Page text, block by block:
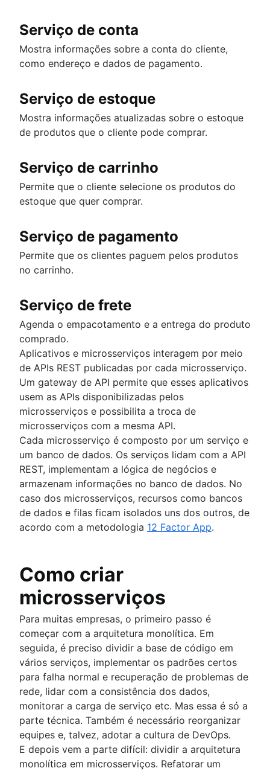
Serviço de conta
Mostra informações sobre a conta do cliente,
como endereço e dados de pagamento.
Serviço de estoque
Mostra informações atualizadas sobre o estoque
de produtos que o cliente pode comprar.
Serviço de carrinho
Permite que o cliente selecione os produtos do
estoque que quer comprar.
Serviço de pagamento
Permite que os clientes paguem pelos produtos
no carrinho.
Serviço de frete
Agenda o empacotamento e a entrega do produto
comprado.
Aplicativos e microsserviços interagem por meio
de APIs REST publicadas por cada microsserviço.
Um gateway de API permite que esses aplicativos
usem as APIs disponibilizadas pelos
microsserviços e possibilita a troca de
microsserviços com a mesma API.
Cada microsserviço é composto por um serviço e
um banco de dados. Os serviços lidam com a API
REST, implementam a lógica de negócios e
armazenam informações no banco de dados. No
caso dos microsserviços, recursos como bancos
de dados e filas ficam isolados uns dos outros, de
acordo com a metodologia 12 Factor App.
Como criar
microsserviços
Para muitas empresas, o primeiro passo é
começar com a arquitetura monolítica. Em
seguida, é preciso dividir a base de código em
vários serviços, implementar os padrões certos
para falha normal e recuperação de problemas de
rede, lidar com a consistência dos dados,
monitorar a carga de serviço etc. Mas essa é só a
parte técnica. Também é necessário reorganizar
equipes e, talvez, adotar a cultura de DevOps.
E depois vem a parte difícil: dividir a arquitetura
monolítica em microsserviços. Refatorar um